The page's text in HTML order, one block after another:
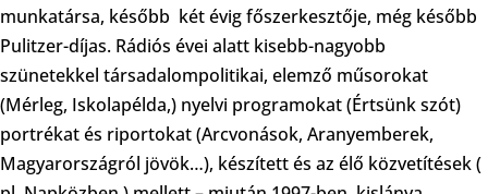
munkatársa, később két évig főszerkesztője, még később
Pulitzer-díjas. Rádiós évei alatt kisebb-nagyobb
szünetekkel társadalompolitikai, elemző műsorokat
(Mérleg, Iskolapélda,) nyelvi programokat (Értsünk szót)
portrékat és riportokat (Arcvonások, Aranyemberek,
Magyarországról jövök…), készített és az élő közvetítések (